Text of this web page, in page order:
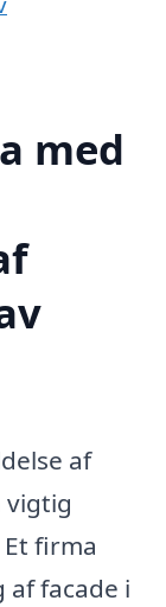
med
af
vigtig
firma
af facade i